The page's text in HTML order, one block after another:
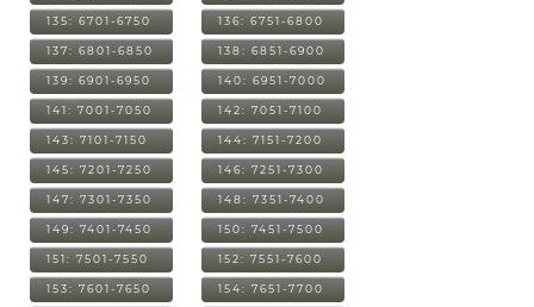
135: 6701-6750 136: 6751-6800
137: 6801-6850 138: 6851-6900
139: 6901-6950 140: 6951-7000
141: 7001-7050 142: 7051-7100
143: 7101-7150 144: 7151-7200
145: 7201-7250 146: 7251-7300
147: 7301-7350 148: 7351-7400
149: 7401-7450 150: 7451-7500
151: 7501-7550 152: 7551-7600
153: 7601-7650 154: 7651-7700